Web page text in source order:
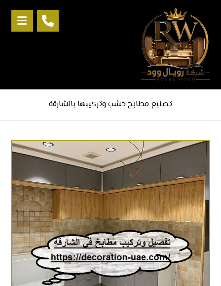
تصنيع مطابخ خشب وتركيبها بالشارقة